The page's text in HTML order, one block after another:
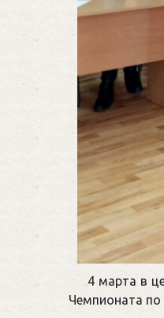
4 марта в
Чемпионата по